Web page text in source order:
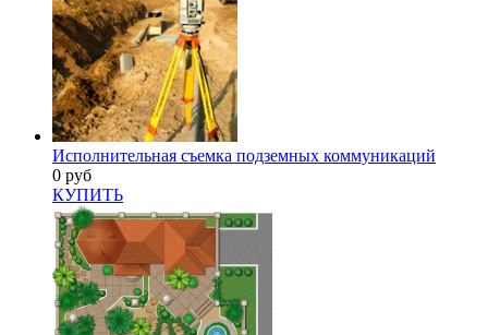
Исполнительная съемка подземных коммуникаций
0 руб
КУПИТЬ